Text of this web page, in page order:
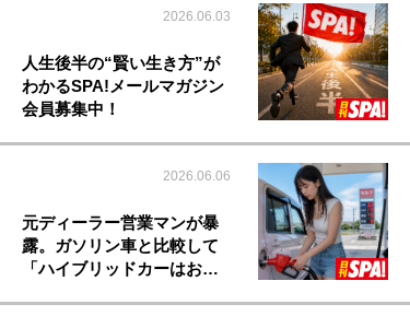
2026.06.03
人生後半の“賢い生き方”が
わかるSPA!メールマガジン
会員募集中！
2026.06.06
元ディーラー営業マンが暴
露。ガソリン車と比較して
「ハイブリッドカーはお…